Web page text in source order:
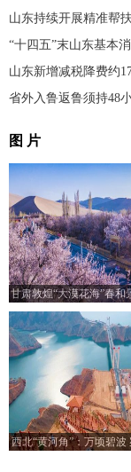
山东持续开展精准帮
“十四五”末山东基本
山东新增减税降费约
省外入鲁返鲁须持48
图 片
甘肃敦煌“大漠花海”春和
引客踏青赏
西北“黄河角”：万顷碧波